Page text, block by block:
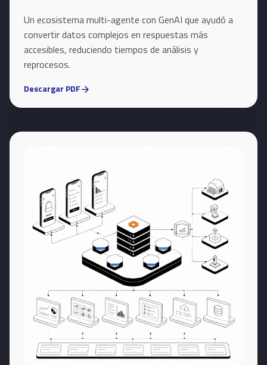
Un ecosistema multi-agente con GenAI que ayudó a
convertir datos complejos en respuestas más
accesibles, reduciendo tiempos de análisis y
reprocesos.
Descargar PDFarrow_forward